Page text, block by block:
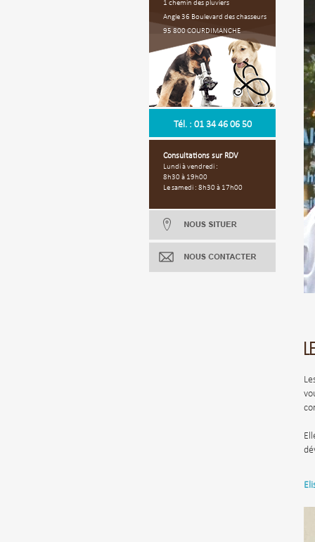
1 chemin des pluviers
Angle 36 Boulevard des chasseurs
95 800 COURDIMANCHE
Tél. : 01 34 46 06 50
Consultations sur RDV
Lundi à vendredi :
8h30 à 19h00
Le samedi : 8h30 à 17h00